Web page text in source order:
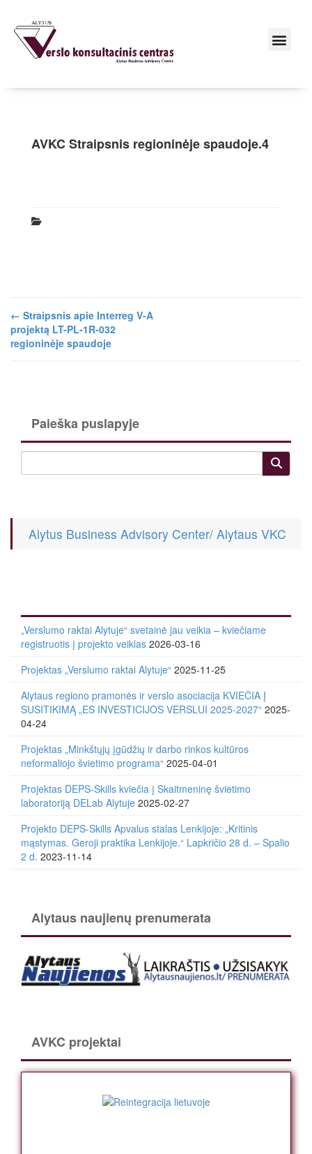
AVKC Straipsnis regioninėje spaudoje.4
← Straipsnis apie Interreg V-A
projektą LT-PL-1R-032
regioninėje spaudoje
Paieška puslapyje
Alytus Business Advisory Center/ Alytaus VKC
„Verslumo raktai Alytuje“ svetainė jau veikia – kviečiame
registruotis į projekto veiklas 2026-03-16
Projektas „Verslumo raktai Alytuje“ 2025-11-25
Alytaus regiono pramonės ir verslo asociacija KVIEČIA Į
SUSITIKIMĄ „ES INVESTICIJOS VERSLUI 2025-2027“ 2025-
04-24
Projektas „Minkštųjų įgūdžių ir darbo rinkos kultūros
neformaliojo švietimo programa“ 2025-04-01
Projektas DEPS-Skills kviečia į Skaitmeninę švietimo
laboratoriją DELab Alytuje 2025-02-27
Projekto DEPS-Skills Apvalus stalas Lenkijoje: „Kritinis
mąstymas. Geroji praktika Lenkijoje.“ Lapkričio 28 d. – Spalio
2 d. 2023-11-14
Alytaus naujienų prenumerata
AVKC projektai